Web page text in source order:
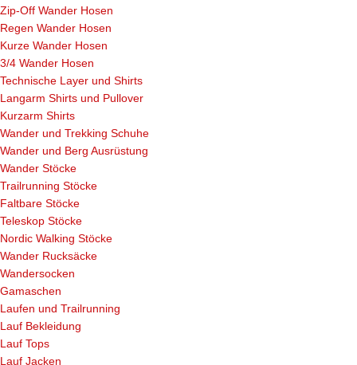
Zip-Off Wander Hosen
Regen Wander Hosen
Kurze Wander Hosen
3/4 Wander Hosen
Technische Layer und Shirts
Langarm Shirts und Pullover
Kurzarm Shirts
Wander und Trekking Schuhe
Wander und Berg Ausrüstung
Wander Stöcke
Trailrunning Stöcke
Faltbare Stöcke
Teleskop Stöcke
Nordic Walking Stöcke
Wander Rucksäcke
Wandersocken
Gamaschen
Laufen und Trailrunning
Lauf Bekleidung
Lauf Tops
Lauf Jacken